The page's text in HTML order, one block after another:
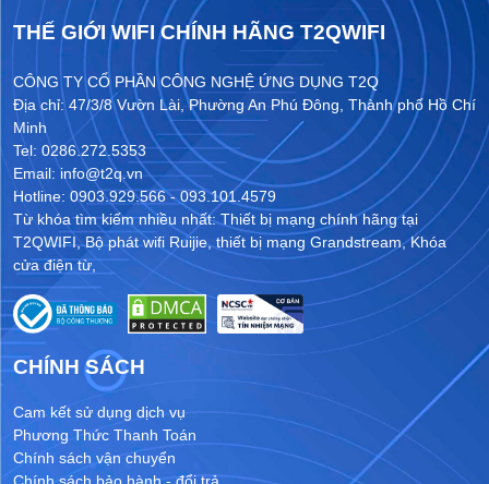
THẾ GIỚI WIFI CHÍNH HÃNG T2QWIFI
CÔNG TY CỔ PHẦN CÔNG NGHỆ ỨNG DỤNG T2Q
Địa chỉ: 47/3/8 Vườn Lài, Phường An Phú Đông, Thành phố Hồ Chí
Minh
Tel: 0286.272.5353
Email: info@t2q.vn
Hotline: 0903.929.566 - 093.101.4579
Từ khóa tìm kiếm nhiều nhất:Thiết bị mạng chính hãng tại
T2QWIFI,Bộ phát wifi Ruijie,thiết bị mạng Grandstream,Khóa
cửa điện từ,
CHÍNH SÁCH
Cam kết sử dụng dịch vụ
Phương Thức Thanh Toán
Chính sách vận chuyển